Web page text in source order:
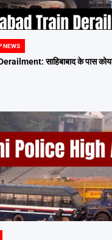
NEWS
साहिबाबाद के पास